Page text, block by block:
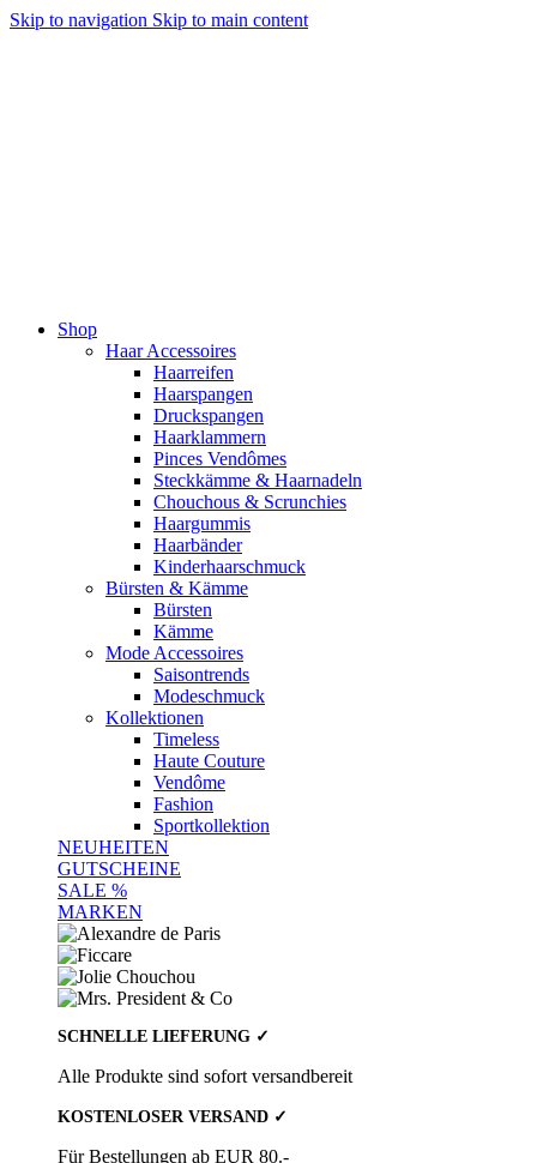
Skip to navigation Skip to main content
Shop
Haar Accessoires
Haarreifen
Haarspangen
Druckspangen
Haarklammern
Pinces Vendômes
Steckkämme & Haarnadeln
Chouchous & Scrunchies
Haargummis
Haarbänder
Kinderhaarschmuck
Bürsten & Kämme
Bürsten
Kämme
Mode Accessoires
Saisontrends
Modeschmuck
Kollektionen
Timeless
Haute Couture
Vendôme
Fashion
Sportkollektion
NEUHEITEN
GUTSCHEINE
SALE %
MARKEN
SCHNELLE LIEFERUNG ✓
Alle Produkte sind sofort versandbereit
KOSTENLOSER VERSAND ✓
Für Bestellungen ab EUR 80.-